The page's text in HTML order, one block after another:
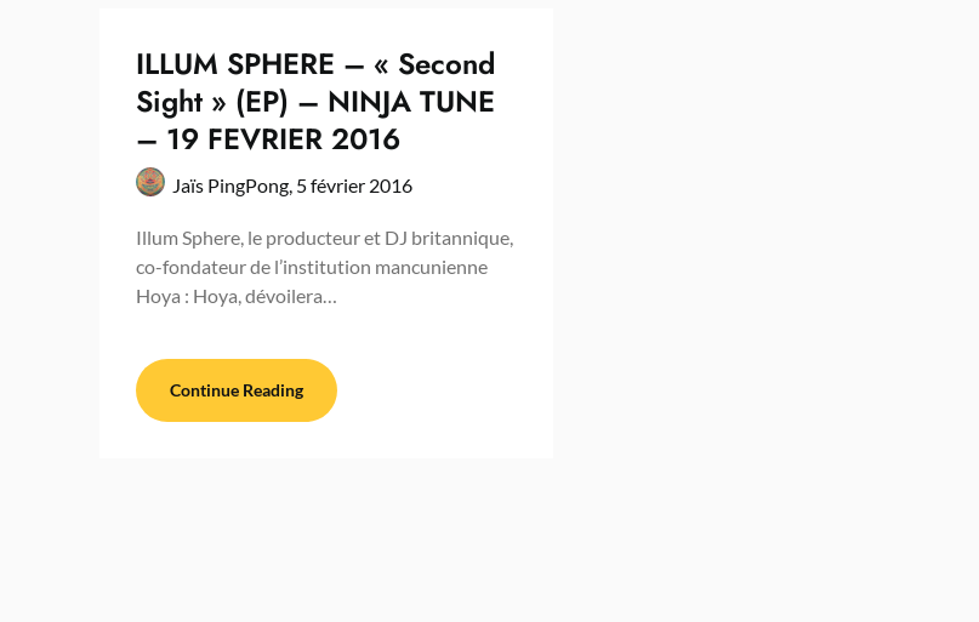
ILLUM SPHERE – « Second
Sight » (EP) – NINJA TUNE
– 19 FEVRIER 2016
Jaïs PingPong, 5 février 2016
Illum Sphere, le producteur et DJ britannique,
co-fondateur de l’institution mancunienne
Hoya : Hoya, dévoilera…
Continue Reading